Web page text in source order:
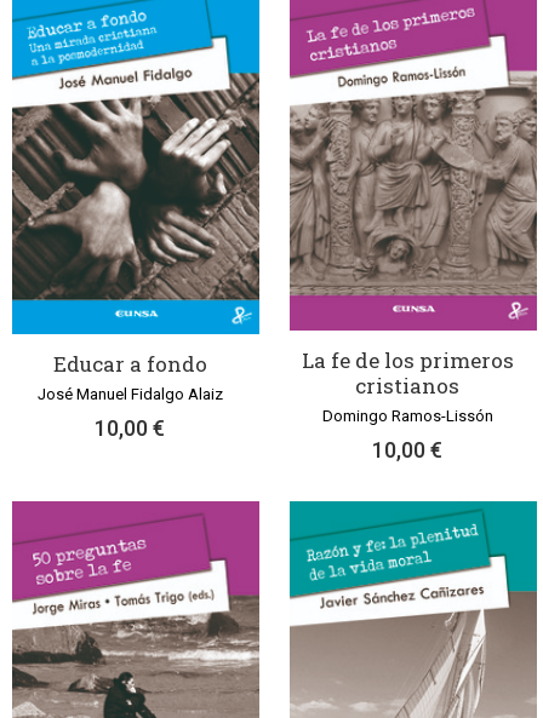
Educar a fondo
José Manuel Fidalgo Alaiz
10,00 €
La fe de los primeros
cristianos
Domingo Ramos-Lissón
10,00 €